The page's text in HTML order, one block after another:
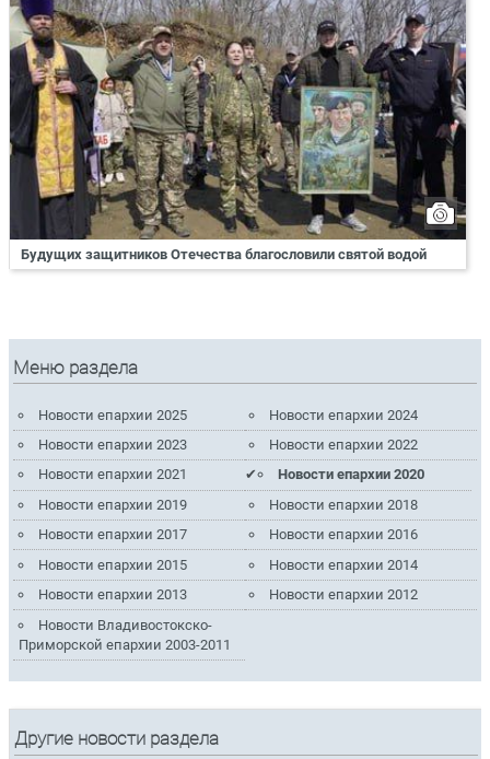
Будущих защитников Отечества благословили святой водой
Меню раздела
Новости епархии 2025
Новости епархии 2024
Новости епархии 2023
Новости епархии 2022
Новости епархии 2021
Новости епархии 2020
Новости епархии 2019
Новости епархии 2018
Новости епархии 2017
Новости епархии 2016
Новости епархии 2015
Новости епархии 2014
Новости епархии 2013
Новости епархии 2012
Новости Владивостокско-
Приморской епархии 2003-2011
Другие новости раздела